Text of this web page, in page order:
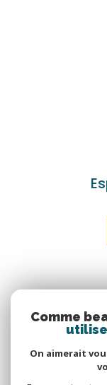
Comme
On aimerait